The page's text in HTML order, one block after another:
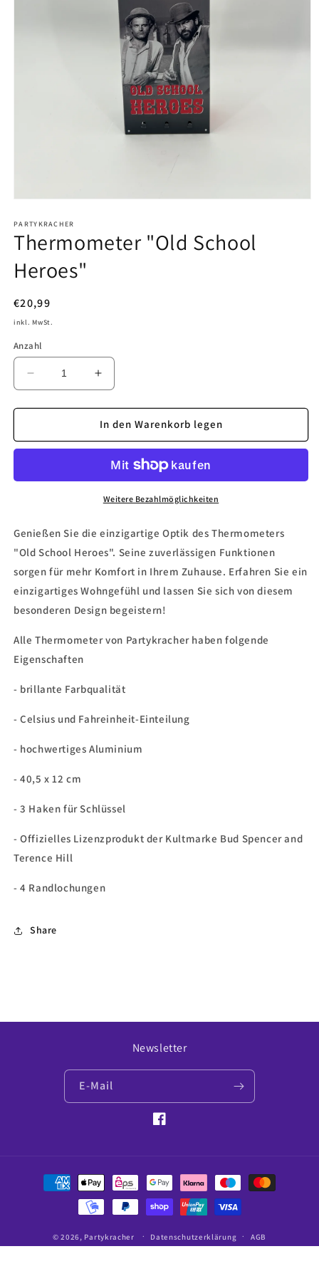
in
Modal
öffnen
PARTYKRACHER
Thermometer "Old School
Heroes"
Normaler
Preis
€20,99
inkl. MwSt.
Anzahl
Verringere
die
Menge
Thermometer
Heroes&quot;
Erhöhe
die
Menge
für
Thermometer
School
Heroes&quot;
In den Warenkorb legen
Weitere Bezahlmöglichkeiten
Genießen Sie die einzigartige Optik des Thermometers
"Old School Heroes". Seine zuverlässigen Funktionen
sorgen für mehr Komfort in Ihrem Zuhause. Erfahren Sie ein
einzigartiges Wohngefühl und lassen Sie sich von diesem
besonderen Design begeistern!
Alle Thermometer von Partykracher haben folgende
Eigenschaften
- brillante Farbqualität
- Celsius und Fahreinheit-Einteilung
- hochwertiges Aluminium
- 40,5 x 12 cm
- 3 Haken für Schlüssel
- Offizielles Lizenzprodukt der Kultmarke Bud Spencer and
Terence Hill
- 4 Randlochungen
Share
Newsletter
E-Mail
Facebook
Zahlungsmethoden
© 2026, Partykracher Datenschutzerklärung AGB